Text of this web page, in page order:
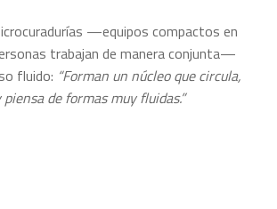
—equipos compactos en
trabajan de manera conjunta—
fluido: “Forman un núcleo que circula,
de formas muy fluidas.”